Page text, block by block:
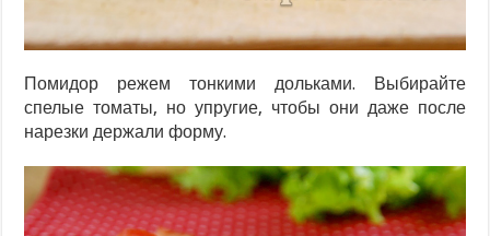
Помидор режем тонкими дольками. Выбирайте
спелые томаты, но упругие, чтобы они даже после
нарезки держали форму.